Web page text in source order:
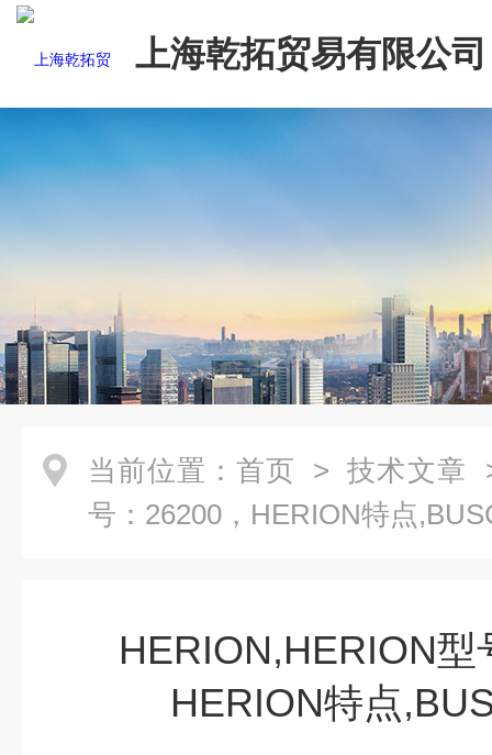
上海乾拓贸易有限公司
当前位置： 首页 > 技术文章
号：26200，HERION特点
HERION,HERION型
HERION特点